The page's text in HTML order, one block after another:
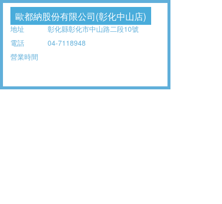
歐都納股份有限公司(彰化中山店)
地址
彰化縣彰化市中山路二段10號
電話
04-7118948
營業時間